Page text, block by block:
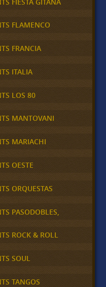
FLAMENCO
FRANCIA
ITALIA
LOS 80
MANTOVANI
MARIACHI
OESTE
ORQUESTAS
PASODOBLES,
ROCK & ROLL
SOUL
TANGOS